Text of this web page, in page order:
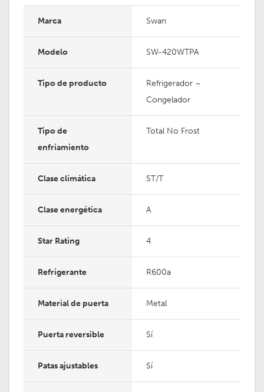
Marca Swan
Modelo SW-420WTPA
Tipo de producto
Refrigerador –
Congelador
Tipo de
enfriamiento
Total No Frost
Clase climática ST/T
Clase energética A
Star Rating 4
Refrigerante R600a
Material de puerta Metal
Puerta reversible Sí
Patas ajustables Sí